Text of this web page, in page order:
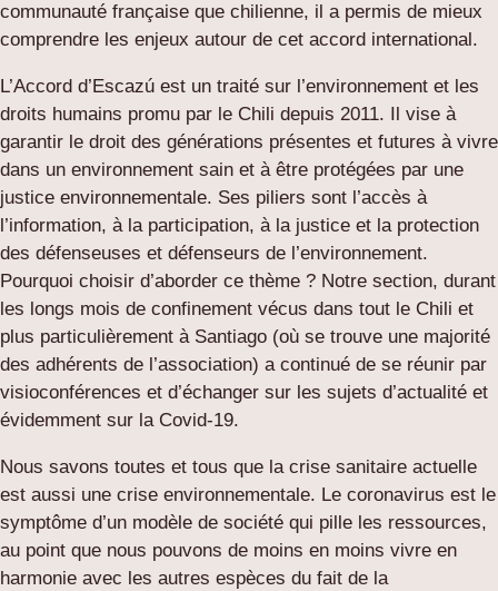
communauté française que chilienne, il a permis de mieux
comprendre les enjeux autour de cet accord international.
L’Accord d’Escazú est un traité sur l’environnement et les
droits humains promu par le Chili depuis 2011. Il vise à
garantir le droit des générations présentes et futures à vivre
dans un environnement sain et à être protégées par une
justice environnementale. Ses piliers sont l’accès à
l’information, à la participation, à la justice et la protection
des défenseuses et défenseurs de l’environnement.
Pourquoi choisir d’aborder ce thème ? Notre section, durant
les longs mois de confinement vécus dans tout le Chili et
plus particulièrement à Santiago (où se trouve une majorité
des adhérents de l’association) a continué de se réunir par
visioconférences et d’échanger sur les sujets d’actualité et
évidemment sur la Covid-19.
Nous savons toutes et tous que la crise sanitaire actuelle
est aussi une crise environnementale. Le coronavirus est le
symptôme d’un modèle de société qui pille les ressources,
au point que nous pouvons de moins en moins vivre en
harmonie avec les autres espèces du fait de la